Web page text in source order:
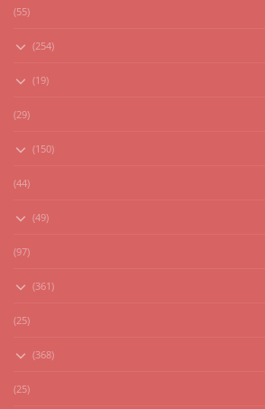
(55)
(254)
(19)
(29)
(150)
(44)
(49)
(97)
(361)
(25)
(368)
(25)